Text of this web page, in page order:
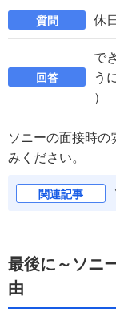
質問 休
回答
で
う
）
ソニーの面接時
みください。
関連記事
最後に～ソニ
由